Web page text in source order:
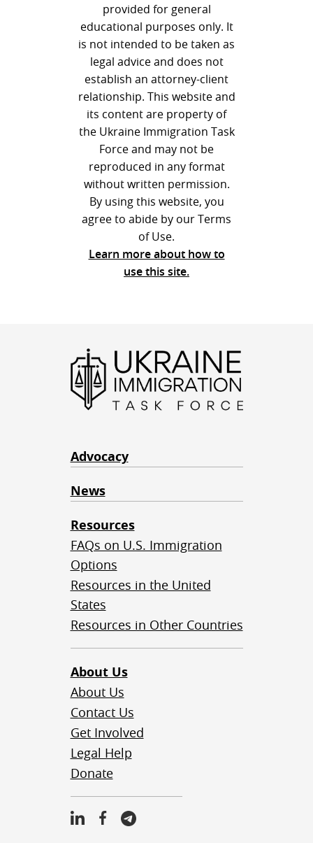
provided for general
educational purposes only. It
is not intended to be taken as
legal advice and does not
establish an attorney-client
relationship. This website and
its content are property of
the Ukraine Immigration Task
Force and may not be
reproduced in any format
without written permission.
By using this website, you
agree to abide by our Terms
of Use.
Learn more about how to
use this site.
Advocacy
News
Resources
FAQs on U.S. Immigration
Options
Resources in the United
States
Resources in Other Countries
About Us
About Us
Contact Us
Get Involved
Legal Help
Donate